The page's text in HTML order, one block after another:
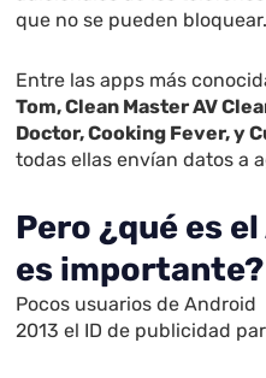
que no se pueden bloquear.
Entre las apps más
Tom, Clean Master AV
Doctor, Cooking Fever, y
todas ellas envían datos a
Pero ¿qué es
es importante?
Pocos usuarios de
2013 el ID de publicidad